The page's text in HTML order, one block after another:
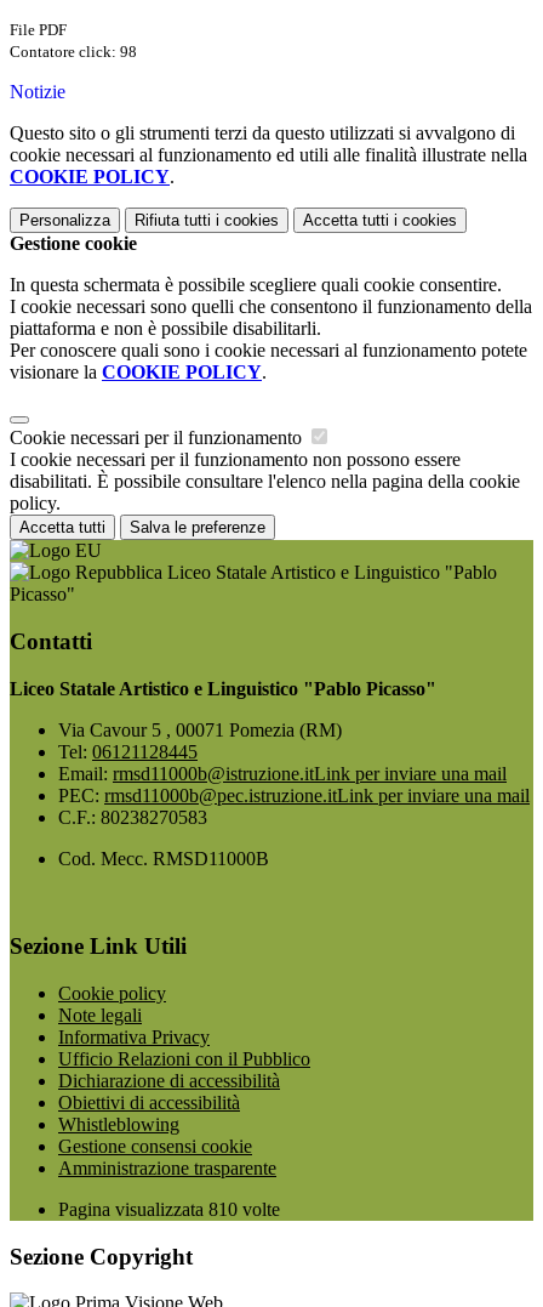
File PDF
Contatore click: 98
Notizie
Questo sito o gli strumenti terzi da questo utilizzati si avvalgono di
cookie necessari al funzionamento ed utili alle finalità illustrate nella
COOKIE POLICY.
Personalizza Rifiuta tutti i cookies Accetta tutti i cookies
Gestione cookie
In questa schermata è possibile scegliere quali cookie consentire.
I cookie necessari sono quelli che consentono il funzionamento della
piattaforma e non è possibile disabilitarli.
Per conoscere quali sono i cookie necessari al funzionamento potete
visionare la COOKIE POLICY.
Cookie necessari per il funzionamento
I cookie necessari per il funzionamento non possono essere
disabilitati. È possibile consultare l'elenco nella pagina della cookie
policy.
Accetta tutti Salva le preferenze
Liceo Statale Artistico e Linguistico "Pablo
Picasso"
Contatti
Liceo Statale Artistico e Linguistico "Pablo Picasso"
Via Cavour 5 , 00071 Pomezia (RM)
Tel: 06121128445
Email: rmsd11000b@istruzione.itLink per inviare una mail
PEC: rmsd11000b@pec.istruzione.itLink per inviare una mail
C.F.: 80238270583
Cod. Mecc. RMSD11000B
Sezione Link Utili
Cookie policy
Note legali
Informativa Privacy
Ufficio Relazioni con il Pubblico
Dichiarazione di accessibilità
Obiettivi di accessibilità
Whistleblowing
Gestione consensi cookie
Amministrazione trasparente
Pagina visualizzata 810 volte
Sezione Copyright